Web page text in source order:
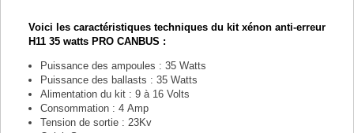
Voici les caractéristiques techniques du kit xénon anti-erreur
H11 35 watts PRO CANBUS :
Puissance des ampoules : 35 Watts
Puissance des ballasts : 35 Watts
Alimentation du kit : 9 à 16 Volts
Consommation : 4 Amp
Tension de sortie : 23Kv